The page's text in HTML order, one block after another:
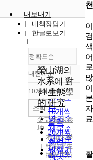
내보내기
내책장담기
한글로보기
정확도순
정확도
순
인기도
순
연도순
제목순
저자순
발행기
내림차순
내림차순
10개씩 출력
10개씩
출력
20개씩
출력
30개씩
조회
1
榮山湖의
水系에 對
한 生態學
的 硏究
金喆洙,宋泰
坤
木浦大學
校沿岸生
物硏究所
천
이
검
색
어
로
많
이
본
자
료
활